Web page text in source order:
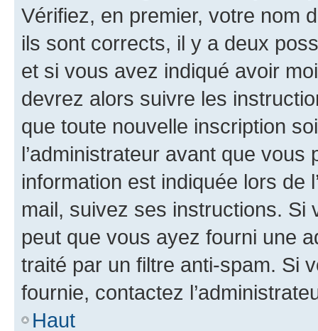
Vérifiez, en premier, votre nom
ils sont corrects, il y a deux
et si vous avez indiqué avoir
devrez alors suivre les
que toute nouvelle inscription
l’administrateur avant que
information est indiquée lors de
mail, suivez ses instructions. Si
peut que vous ayez fourni une
traité par un filtre anti-spam. Si
fournie, contactez
Haut